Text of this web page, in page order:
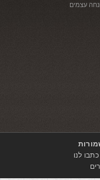
עצמים
כתבו לנו